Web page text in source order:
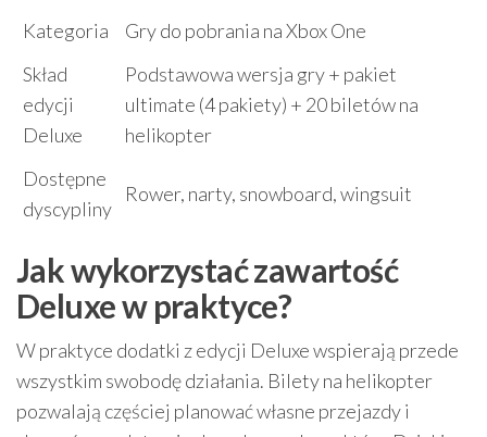
Kategoria
Gry do pobrania na Xbox One
Skład
edycji
Deluxe
Podstawowa wersja gry + pakiet
ultimate (4 pakiety) + 20 biletów na
helikopter
Dostępne
dyscypliny
Rower, narty, snowboard, wingsuit
Jak wykorzystać zawartość
Deluxe w praktyce?
W praktyce dodatki z edycji Deluxe wspierają przede
wszystkim swobodę działania. Bilety na helikopter
pozwalają częściej planować własne przejazdy i